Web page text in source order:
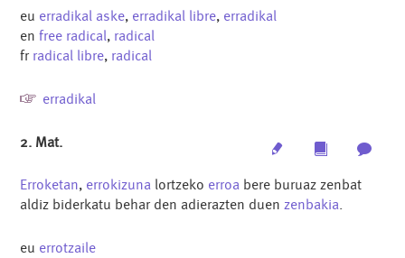
eu erradikal aske, erradikal libre, erradikal
enfree radical, radical
fr radical libre, radical
erradikal
Multimedia
2. Mat.
Erroketan, errokizuna lortzeko erroa bere buruaz zenbat
aldiz biderkatu behar den adierazten duenzenbakia.
eu errotzaile